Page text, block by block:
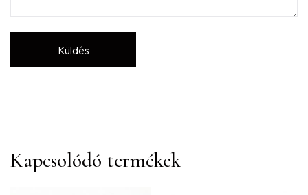
Kapcsolódó termékek